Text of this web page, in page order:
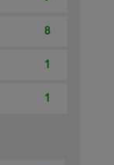
8
1
1